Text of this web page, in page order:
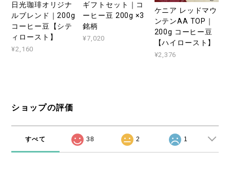
日光珈琲オリジナ
ルブレンド｜200g
コーヒー豆【シテ
ィロースト】
¥2,160
ギフトセット｜コ
ーヒー豆 200g ×3
銘柄
¥7,020
ケニア レッドマウ
ンテンAA TOP｜
200g コーヒー豆
【ハイロースト】
¥2,376
ショップの評価
すべて 38 2 1